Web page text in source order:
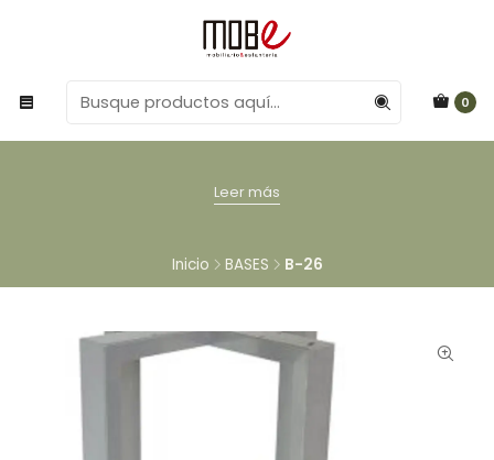
0
Leer más
Inicio BASES B-26